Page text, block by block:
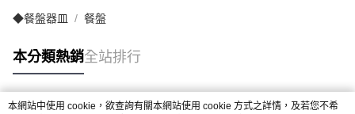
◆餐盤器皿 餐盤
本分類熱銷全站排行
本網站中使用 cookie，欲查詢有關本網站使用 cookie 方式之詳情，及若您不希